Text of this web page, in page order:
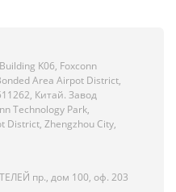
K06, Foxconn
Area Airpot District,
Китай. Завод
Technology Park,
District, Zhengzhou City,
пр., дом 100, оф. 203